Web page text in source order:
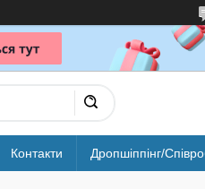
Контакти Дропшіппінг/